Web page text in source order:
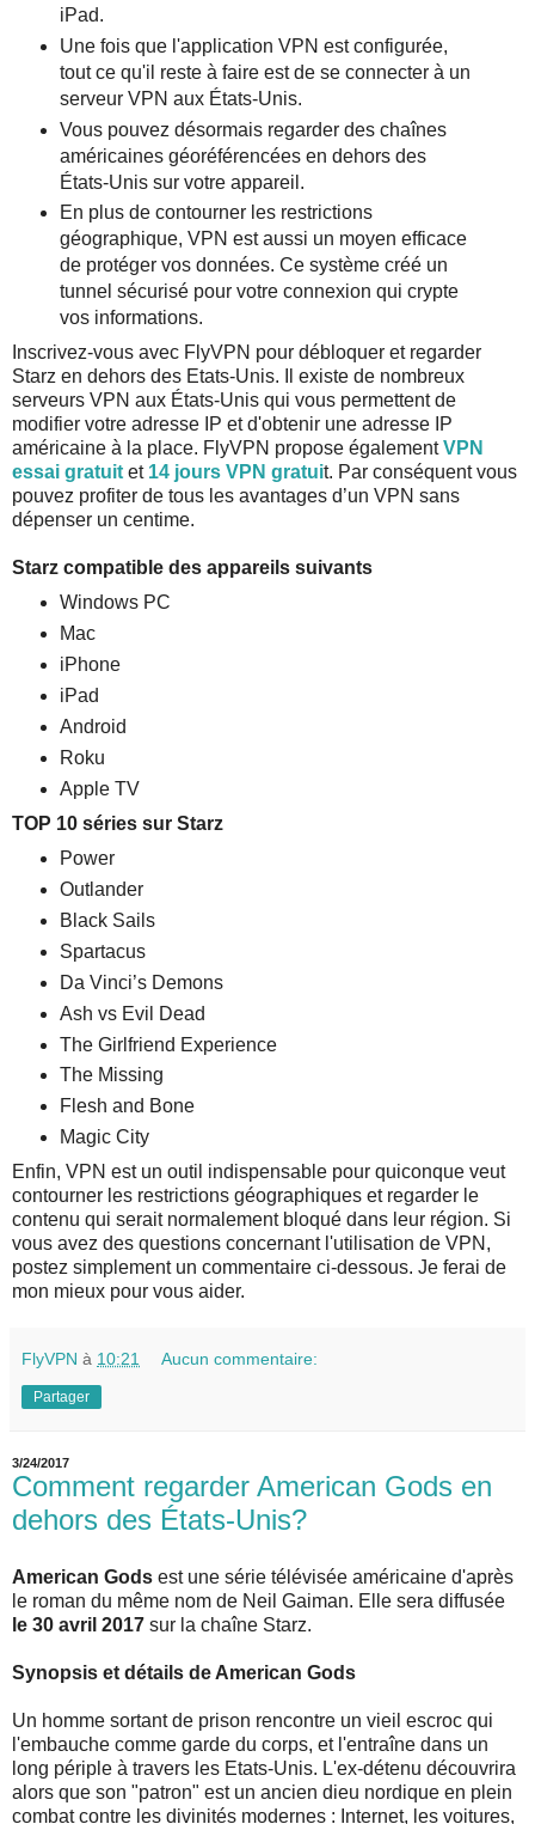
iPad.
Une fois que l'application VPN est configurée,
tout ce qu'il reste à faire est de se connecter à un
serveur VPN aux États-Unis.
Vous pouvez désormais regarder des chaînes
américaines géoréférencées en dehors des
États-Unis sur votre appareil.
En plus de contourner les restrictions
géographique, VPN est aussi un moyen efficace
de protéger vos données. Ce système créé un
tunnel sécurisé pour votre connexion qui crypte
vos informations.
Inscrivez-vous avec FlyVPN pour débloquer et regarder
Starz en dehors des Etats-Unis. Il existe de nombreux
serveurs VPN aux États-Unis qui vous permettent de
modifier votre adresse IP et d'obtenir une adresse IP
américaine à la place. FlyVPN propose égalementVPN
essai gratuit et 14 jours VPN gratuit. Par conséquent vous
pouvez profiter de tous les avantages d’un VPN sans
dépenser un centime.
Starz compatible des appareils suivants
Windows PC
Mac
iPhone
iPad
Android
Roku
Apple TV
TOP 10 séries sur Starz
Power
Outlander
Black Sails
Spartacus
Da Vinci’s Demons
Ash vs Evil Dead
The Girlfriend Experience
The Missing
Flesh and Bone
Magic City
Enfin, VPN est un outil indispensable pour quiconque veut
contourner les restrictions géographiques et regarder le
contenu qui serait normalement bloqué dans leur région. Si
vous avez des questions concernant l'utilisation de VPN,
postez simplement un commentaire ci-dessous. Je ferai de
mon mieux pour vous aider.
FlyVPN à 10:21 Aucun commentaire:
Partager
3/24/2017
Comment regarder American Gods en
dehors des États-Unis?
American Gods est une série télévisée américaine d'après
le roman du même nom de Neil Gaiman. Elle sera diffusée
le 30 avril 2017 sur la chaîne Starz.
Synopsis et détails de American Gods
Un homme sortant de prison rencontre un vieil escroc qui
l'embauche comme garde du corps, et l'entraîne dans un
long périple à travers les Etats-Unis. L'ex-détenu découvrira
alors que son "patron" est un ancien dieu nordique en plein
combat contre les divinités modernes : Internet, les voitures,